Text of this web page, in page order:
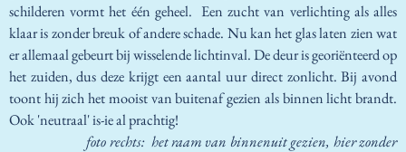
schilderen vormt het één geheel. Een zucht van verlichting als alles
klaar is zonder breuk of andere schade. Nu kan het glas laten zien wat
er allemaal gebeurt bij wisselende lichtinval. De deur is georiënteerd op
het zuiden, dus deze krijgt een aantal uur direct zonlicht. Bij avond
toont hij zich het mooist van buitenaf gezien als binnen licht brandt.
Ook 'neutraal' is-ie al prachtig!
foto rechts: het raam van binnenuit gezien, hier zonder